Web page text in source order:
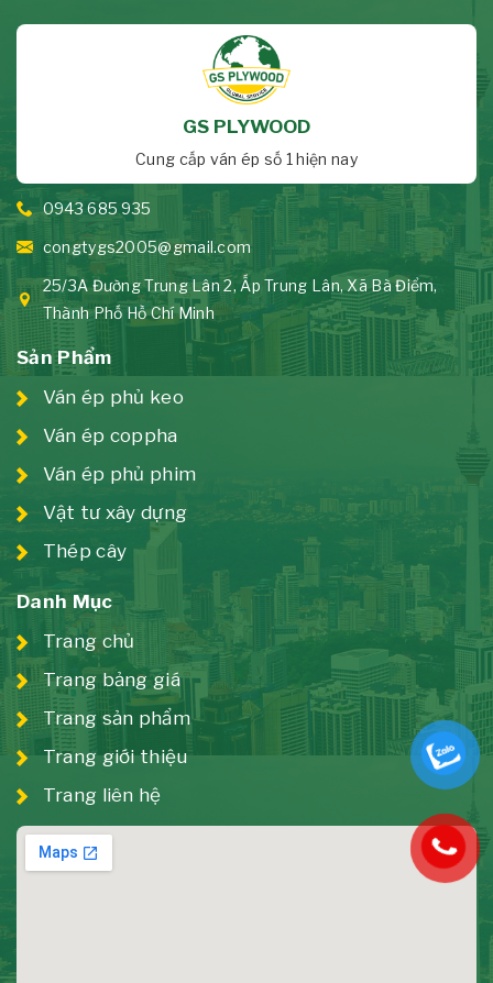
GS PLYWOOD
Cung cấp ván ép số 1 hiện nay
0943 685 935
congtygs2005@gmail.com
25/3A Đường Trung Lân 2, Ấp Trung Lân, Xã Bà Điểm,
Thành Phố Hồ Chí Minh
Sản Phẩm
Ván ép phủ keo
Ván ép coppha
Ván ép phủ phim
Vật tư xây dựng
Thép cây
Danh Mục
Trang chủ
Trang bảng giá
Trang sản phẩm
Trang giới thiệu
Trang liên hệ